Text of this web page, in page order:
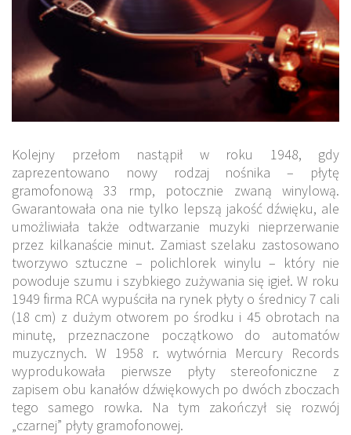
Kolejny przełom nastąpił w roku 1948, gdy
zaprezentowano nowy rodzaj nośnika – płytę
gramofonową 33 rmp, potocznie zwaną winylową.
Gwarantowała ona nie tylko lepszą jakość dźwięku, ale
umożliwiała także odtwarzanie muzyki nieprzerwanie
przez kilkanaście minut. Zamiast szelaku zastosowano
tworzywo sztuczne – polichlorek winylu – który nie
powoduje szumu i szybkiego zużywania się igieł. W roku
1949 firma RCA wypuściła na rynek płyty o średnicy 7 cali
(18 cm) z dużym otworem po środku i 45 obrotach na
minutę, przeznaczone początkowo do automatów
muzycznych. W 1958 r. wytwórnia Mercury Records
wyprodukowała pierwsze płyty stereofoniczne z
zapisem obu kanałów dźwiękowych po dwóch zboczach
tego samego rowka. Na tym zakończył się rozwój
„czarnej” płyty gramofonowej.